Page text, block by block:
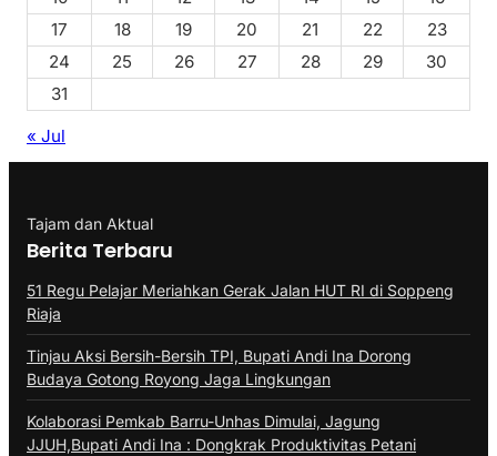
17
18 19 20 21 22
23
24
25 26 27 28 29
30
31
« Jul
Tajam dan Aktual
Berita Terbaru
51 Regu Pelajar Meriahkan Gerak Jalan HUT RI di Soppeng
Riaja
Tinjau Aksi Bersih-Bersih TPI, Bupati Andi Ina Dorong
Budaya Gotong Royong Jaga Lingkungan
Kolaborasi Pemkab Barru-Unhas Dimulai, Jagung
JJUH,Bupati Andi Ina : Dongkrak Produktivitas Petani